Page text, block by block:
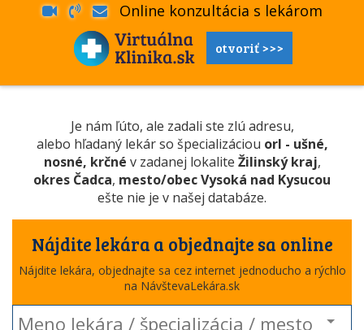
Online konzultácia s lekárom
otvoriť >>>
Je nám ľúto, ale zadali ste zlú adresu,
alebo hľadaný lekár so špecializáciou orl - ušné,
nosné, krčné v zadanej lokalite Žilinský kraj,
okres Čadca, mesto/obec Vysoká nad Kysucou
ešte nie je v našej databáze.
Nájdite lekára a objednajte sa online
Nájdite lekára, objednajte sa cez internet jednoducho a rýchlo
na NávštevaLekára.sk